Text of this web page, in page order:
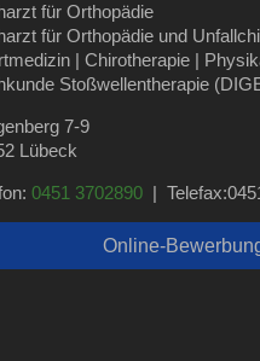
für Orthopädie
für Orthopädie und
| Chirotherapie |
Stoßwellentherapie
7-9
Lübeck
0451 3702890 |
Online-